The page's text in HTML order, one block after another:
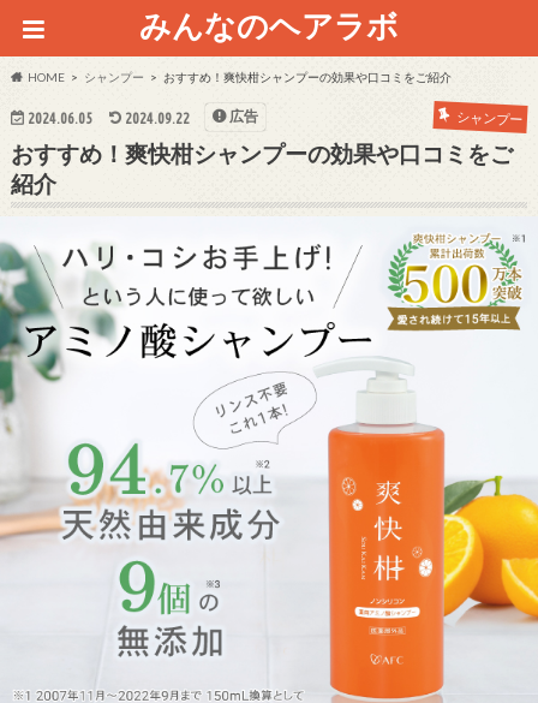
みんなのヘアラボ
HOME シャンプー おすすめ！爽快柑シャンプーの効果や口コミをご紹介
2024.06.05 2024.09.22 シャンプー
広告
おすすめ！爽快柑シャンプーの効果や口コミをご
紹介